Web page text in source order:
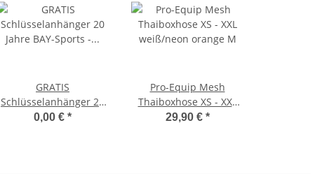
GRATIS
Schlüsselanhänger 20
Jahre BAY-Sports - Jetzt
0,00 € *
Pro-Equip Mesh
Thaiboxhose XS - XXL
weiß/neon orange M
29,90 € *